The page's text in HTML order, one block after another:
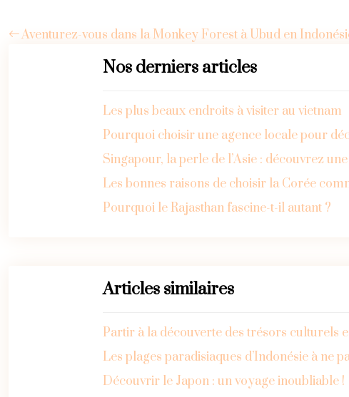
Aventurez-vous dans la Monkey Forest à Ubud en
Nos derniers articles
Les plus beaux endroits à visiter au vietnam
Pourquoi choisir une agence locale pour
Singapour, la perle de l’Asie : découvrez
Les bonnes raisons de choisir la Corée
Pourquoi le Rajasthan fascine-t-il autant ?
Articles similaires
Partir à la découverte des trésors culturels
Les plages paradisiaques d’Indonésie à ne
Découvrir le Japon : un voyage inoubliable !